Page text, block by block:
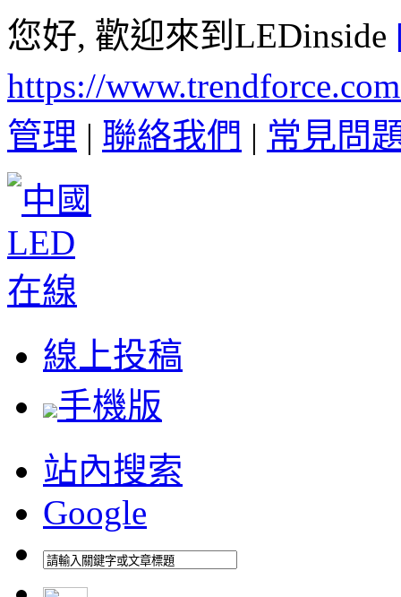
您好, 歡迎來到LEDinside
https://
管理 | 聯絡我們 | 常見問
線上投稿
手機版
站內搜索
Google